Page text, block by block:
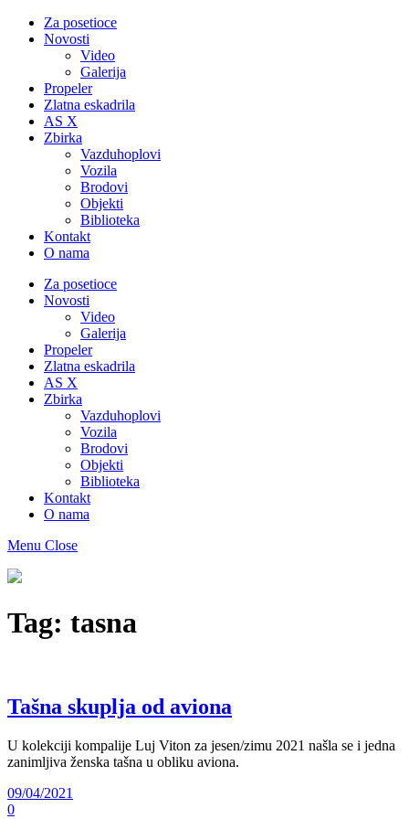
Za posetioce
Novosti
Video
Galerija
Propeler
Zlatna eskadrila
AS X
Zbirka
Vazduhoplovi
Vozila
Brodovi
Objekti
Biblioteka
Kontakt
O nama
Za posetioce
Novosti
Video
Galerija
Propeler
Zlatna eskadrila
AS X
Zbirka
Vazduhoplovi
Vozila
Brodovi
Objekti
Biblioteka
Kontakt
O nama
Menu Close
Muzej
Tag: tasna
Tašna skuplja od aviona
U kolekciji kompalije Luj Viton za jesen/zimu 2021 našla se i jedna
zanimljiva ženska tašna u obliku aviona.
09/04/2021
0